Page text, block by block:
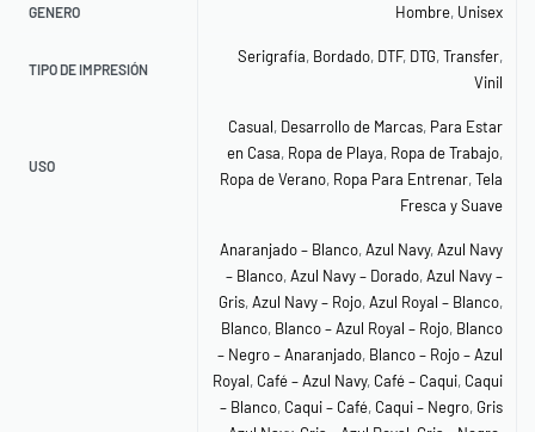
GENERO Hombre, Unisex
TIPO DE IMPRESIÓN
Serigrafía, Bordado, DTF, DTG,Transfer,
Vinil
USO
Casual, Desarrollo de Marcas, Para Estar
en Casa, Ropa de Playa, Ropa de Trabajo,
Ropa de Verano, Ropa Para Entrenar,Tela
Fresca y Suave
Anaranjado – Blanco,Azul Navy,Azul Navy
– Blanco,Azul Navy – Dorado,Azul Navy –
Gris,Azul Navy – Rojo,Azul Royal – Blanco,
Blanco, Blanco – Azul Royal – Rojo, Blanco
– Negro – Anaranjado, Blanco – Rojo – Azul
Royal, Café – Azul Navy, Café – Caqui, Caqui
– Blanco, Caqui – Café, Caqui – Negro, Gris